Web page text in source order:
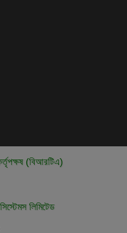
(বিআরটিএ)
লিমিটেড